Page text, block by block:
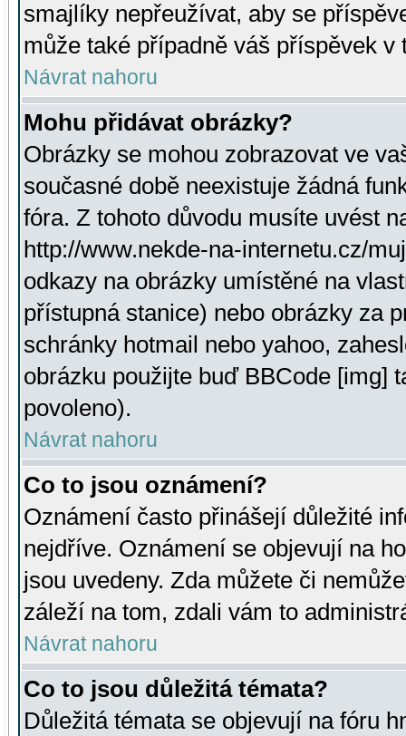
smajlíky nepřeužívat, aby se
může také případně váš příspěvek v
Návrat nahoru
Mohu přidávat obrázky?
Obrázky se mohou zobrazovat ve
současné době neexistuje žádná
fóra. Z tohoto důvodu musíte uvést
http://www.nekde-na-internetu.cz/
odkazy na obrázky umístěné na
přístupná stanice) nebo obrázky za
schránky hotmail nebo yahoo,
obrázku použijte buď BBCode [img]
povoleno).
Návrat nahoru
Co to jsou oznámení?
Oznámení často přinášejí důležité
nejdříve. Oznámení se objevují na
jsou uvedeny. Zda můžete či
záleží na tom, zdali vám to
Návrat nahoru
Co to jsou důležitá témata?
Důležitá témata se objevují na fóru